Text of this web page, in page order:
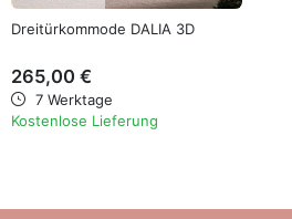
Dreitürkommode DALIA 3D
265,00 €
7 Werktage
Kostenlose Lieferung